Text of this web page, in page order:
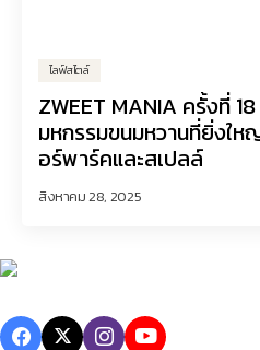
ไลฟ์สไตล์
ZWEET MANIA ครั้งที่
มหกรรมขนมหวานที่ยิ่งใ
อร์พาร์คและสเปลล์
สิงหาคม 28, 2025